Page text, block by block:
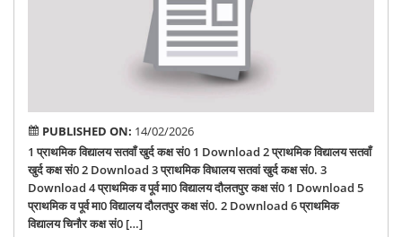
PUBLISHED ON: 14/02/2026
1 प्राथमिक विद्यालय सतवाँ खुर्द कक्ष सं0 1 Download 2 प्राथमिक विद्यालय सतवाँ
खुर्द कक्ष सं0 2 Download 3 प्राथमिक विधालय सतवां खुर्द कक्ष सं0. 3
Download 4 प्राथमिक व पूर्व मा0 विद्यालय दौलतपुर कक्ष सं0 1 Download 5
प्राथमिक व पूर्व मा0 विद्यालय दौलतपुर कक्ष सं0. 2 Download 6 प्राथमिक
विद्यालय चिनौर कक्ष सं0 […]